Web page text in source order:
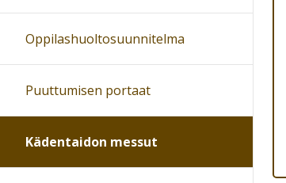
Oppilashuoltosuunnitelma
Puuttumisen portaat
Kädentaidon messut